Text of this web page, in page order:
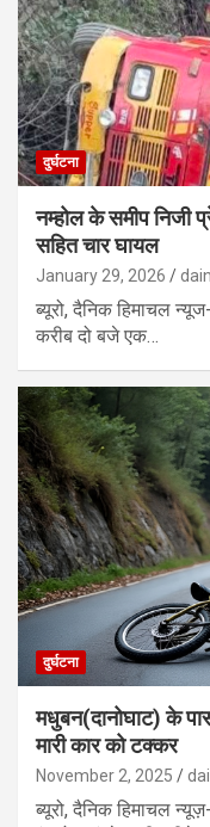
दुर्घटना
नम्होल के समीप निजी
सहित चार घायल
January 29, 2026
ब्यूरो, दैनिक हिमाचल
करीब दो बजे एक…
दुर्घटना
मधुबन(दानोघाट) के
मारी कार को टक्कर
November 2, 2025
ब्यूरो, दैनिक हिमाचल